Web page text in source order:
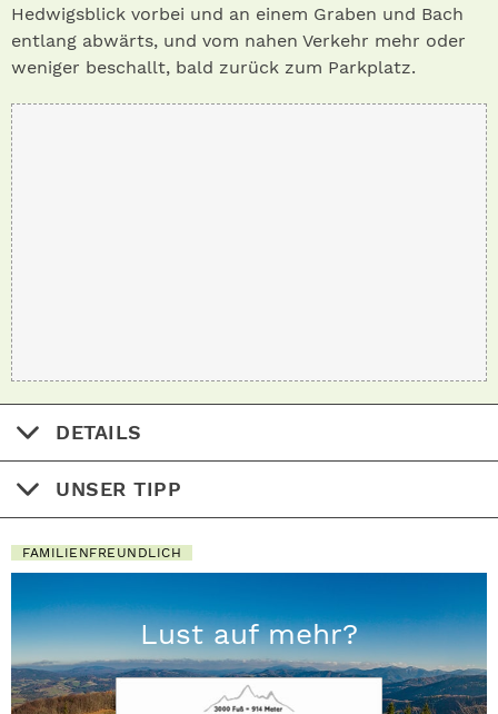
Hedwigsblick vorbei und an einem Graben und Bach
entlang abwärts, und vom nahen Verkehr mehr oder
weniger beschallt, bald zurück zum Parkplatz.
DETAILS
UNSER TIPP
FAMILIENFREUNDLICH
Lust auf mehr?